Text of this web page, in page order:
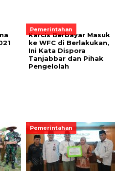
Pemerintahan
Karcis Berbayar Masuk
ke WFC di Berlakukan,
Ini Kata Dispora
Tanjabbar dan Pihak
Pengelolah
Pemerintahan